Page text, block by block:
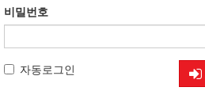
비밀번호
자동로그인